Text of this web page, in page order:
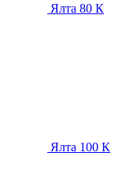
Ялта 80 К
Ялта 100 К